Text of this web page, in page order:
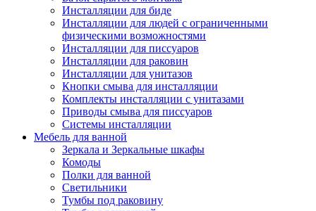
Инсталляции для биде
Инсталляции для людей с ограниченными
физическими возможностями
Инсталляции для писсуаров
Инсталляции для раковин
Инсталляции для унитазов
Кнопки смыва для инсталляции
Комплекты инсталляции с унитазами
Приводы смыва для писсуаров
Системы инсталляции
Мебель для ванной
Зеркала и Зеркальные шкафы
Комоды
Полки для ванной
Светильники
Тумбы под раковину